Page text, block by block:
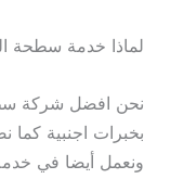
لماذا خدمة سطحة
نحن افضل شركة
بخبرات اجنبية
ونعمل أيضا في